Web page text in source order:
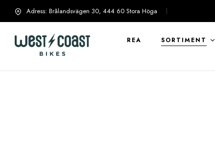
Adress: Brålandsvägen 30, 444 60 Stora Höga
info@westcoastbikes.se
REA SORTIMENT